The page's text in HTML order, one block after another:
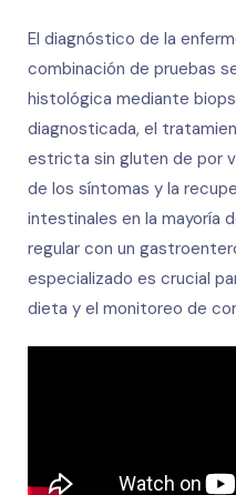
El diagnóstico de la
combinación de pruebas
histológica mediante
diagnosticada, el
estricta sin gluten de por
de los síntomas y la
intestinales en la mayoría
regular con un
especializado es crucial
dieta y el monitoreo de